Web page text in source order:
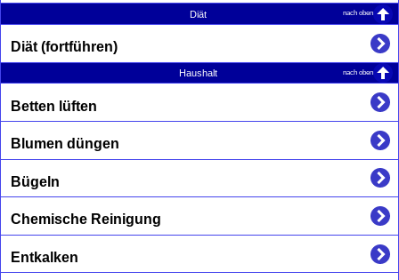
Diät nach oben
Diät (fortführen)
Haushalt nach oben
Betten lüften
Blumen düngen
Bügeln
Chemische Reinigung
Entkalken